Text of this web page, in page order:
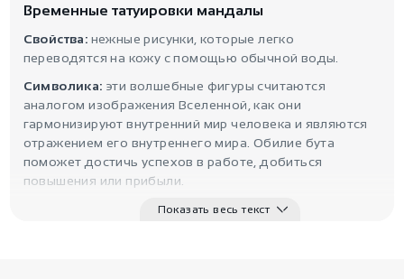
Временные татуировки мандалы
Свойства: нежные рисунки, которые легко
переводятся на кожу с помощью обычной воды.
Символика: эти волшебные фигуры считаются
аналогом изображения Вселенной, как они
гармонизируют внутренний мир человека и являются
отражением его внутреннего мира. Обилие бута
поможет достичь успехов в работе, добиться
повышения или прибыли.
Показать весь текст